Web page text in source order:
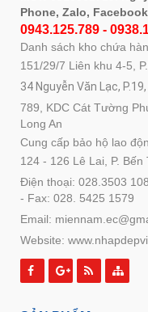
Phone, Zalo,
0943.125.789 -
Danh sách kho chứa
151/29/7 Liên khu 4-5,
34 Nguyễn Văn Lạc,
789, KDC Cát Tường
Long An
Cung cấp bảo hộ lao
124 - 126 Lê Lai, P.
Điện thoại: 028.3503
- Fax: 028. 5425 1579
Email:
Website: